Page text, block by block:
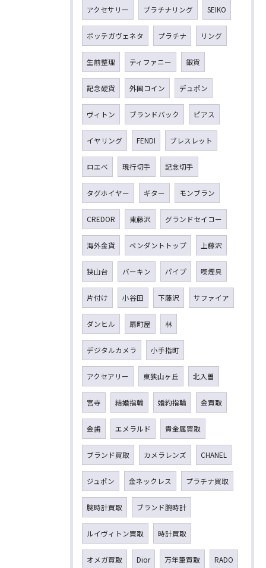
アクセサリー プラチナリング SEIKO
ボッテガヴェネタ プラチナ リング
生前整理 ティファニー 銀貨
記念硬貨 外国コイン デュポン
ヴィトン ブランドバック ピアス
イヤリング FENDI ブレスレット
ロエベ 現行切手 記念切手
タグホイヤー ギター モンブラン
CREDOR 東藤沢 グランドセイコー
海外金貨 ペンダントトップ 上藤沢
狭山台 バーキン パイプ 喫煙具
片付け 小谷田 下藤沢 サファイア
ダンヒル 扇町屋 林
デジタルカメラ 小手指町
アクセアリー 東狭山ヶ丘 北入曽
宮寺 結婚指輪 婚約指輪 金買取
金歯 エメラルド 貴金属買取
ブランド買取 カメラレンズ CHANEL
ジュポン 金ネックレス プラチナ買取
腕時計買取 ブランド腕時計
ルイヴィトン買取 時計買取
オメガ買取 Dior 万年筆買取 RADO